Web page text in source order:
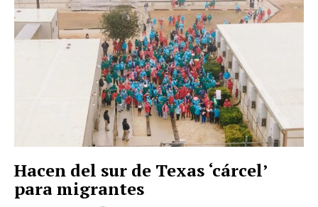
Hacen del sur de Texas ‘cárcel’
para migrantes